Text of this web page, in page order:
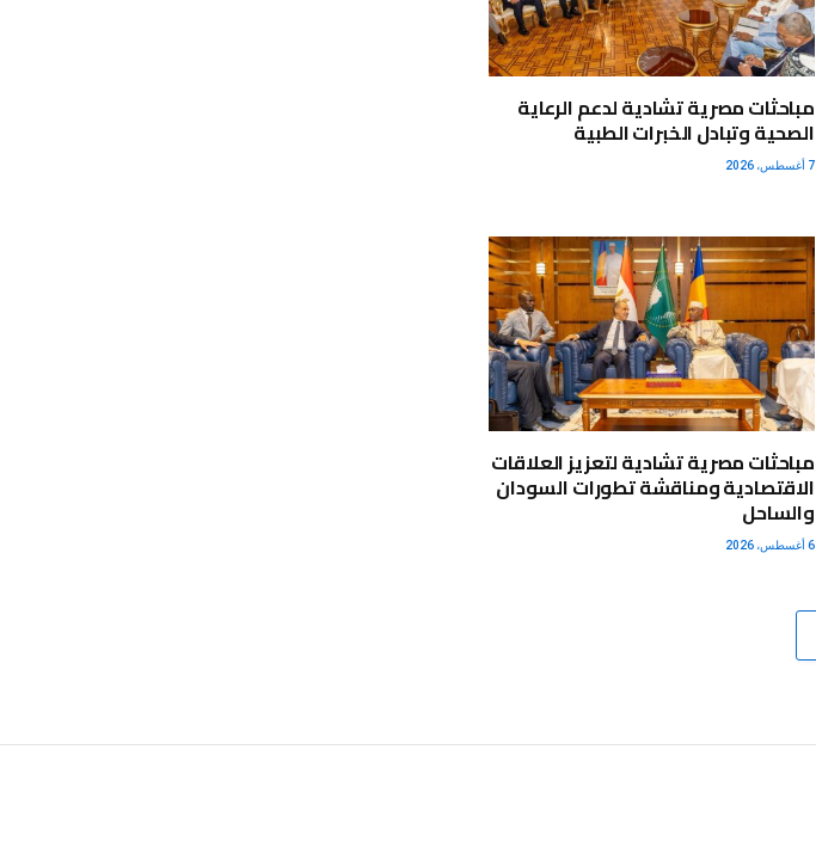
مباحثات مصرية تشادية لدعم الرعاية
الصحية وتبادل الخبرات الطبية
7 أغسطس، 2026
مباحثات مصرية تشادية لتعزيز العلاقات
الاقتصادية ومناقشة تطورات السودان
والساحل
6 أغسطس، 2026